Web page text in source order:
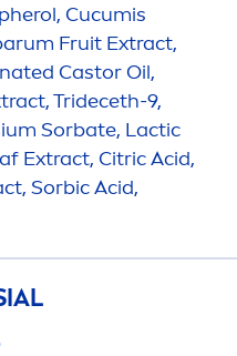
Cucumis
Fruit Extract,
Castor Oil,
Trideceth-9,
Sorbate, Lactic
Extract, Citric Acid,
Sorbic Acid,